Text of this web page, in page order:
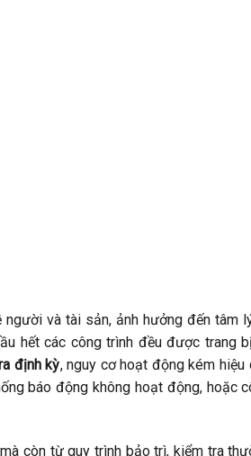
và tài sản, ảnh hưởng đến tâm
hết các công trình đều được trang
định kỳ, nguy cơ hoạt động kém hiệu
báo động không hoạt động, hoặc
còn từ quy trình bảo trì, kiểm tra